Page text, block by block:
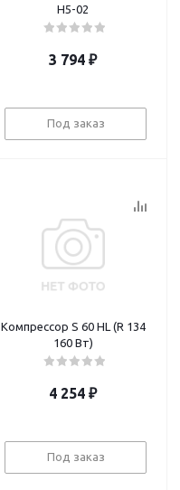
Н5-02
3 794 ₽
Под заказ
Компрессор S 60 HL (R 134
160 Bт)
4 254 ₽
Под заказ